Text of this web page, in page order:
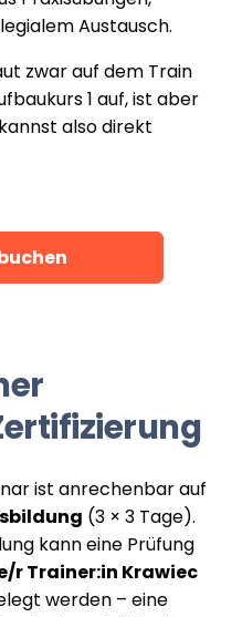
Austausch.
zwar auf dem Train
1 auf, ist aber
also direkt
ist anrechenbar auf
(3 × 3 Tage).
kann eine Prüfung
r Trainer:in Krawiec
werden – eine